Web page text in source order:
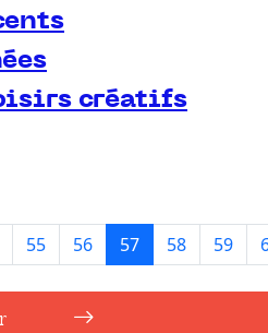
créatifs
55 56 57 58 59